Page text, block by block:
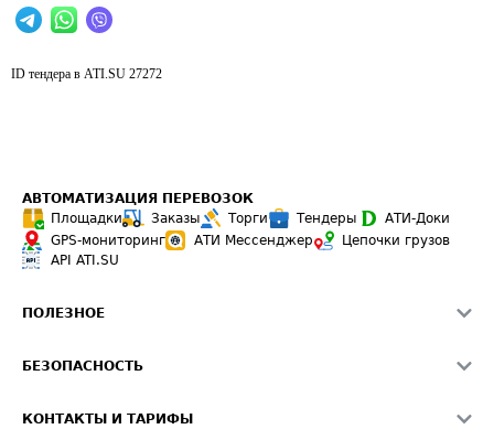
ID тендера в ATI.SU 27272
АВТОМАТИЗАЦИЯ ПЕРЕВОЗОК
Площадки
Заказы Торги Тендеры
АТИ-Доки
GPS-мониторинг
АТИ Мессенджер
Цепочки грузов
API ATI.SU
ПОЛЕЗНОЕ
Звезды ATI.SU на вашем сайте
БЕЗОПАСНОСТЬ
КОНТАКТЫ И ТАРИФЫ